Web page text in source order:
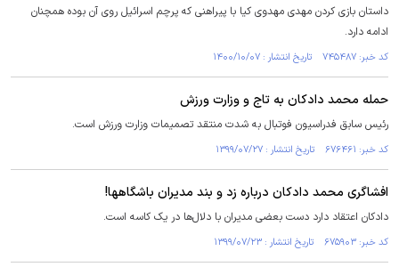
داستان بازی کردن مهدی مهدوی کیا با پیراهنی که پرچم اسرائیل روی آن بوده همچنان
ادامه دارد.
کد خبر: ۷۴۵۴۸۷ تاریخ انتشار : ۱۴۰۰/۱۰/۰۷
حمله محمد دادکان به تاج و وزارت ورزش
رئیس سابق فدراسیون فوتبال به شدت منتقد تصمیمات وزارت ورزش است.
کد خبر: ۶۷۶۴۶۱ تاریخ انتشار : ۱۳۹۹/۰۷/۲۷
افشاگری محمد دادکان درباره زد و بند مدیران باشگاهها!
دادکان اعتقاد دارد دست بعضی مدیران با دلال‌ها در یک کاسه است.
کد خبر: ۶۷۵۹۰۳ تاریخ انتشار : ۱۳۹۹/۰۷/۲۳